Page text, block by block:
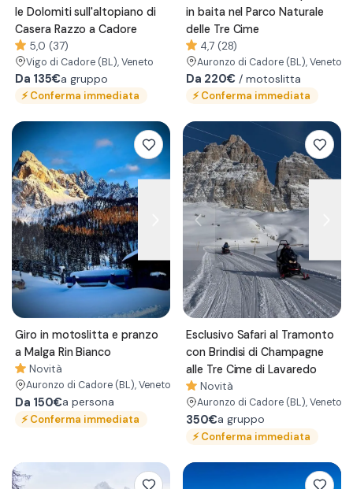
le Dolomiti sull'altopiano di
Casera Razzo a Cadore
5,0 (37)
Vigo di Cadore (BL), Veneto
Da 135€a gruppo
⚡Conferma immediata
in baita nel Parco Naturale
delle Tre Cime
4,7 (28)
Auronzo di Cadore (BL), Veneto
Da 220€ / motoslitta
⚡Conferma immediata
Giro in motoslitta e pranzo
a Malga Rin Bianco
Novità
Auronzo di Cadore (BL), Veneto
Da 150€a persona
⚡Conferma immediata
Esclusivo Safari al Tramonto
con Brindisi di Champagne
alle Tre Cime di Lavaredo
Novità
Auronzo di Cadore (BL), Veneto
350€a gruppo
⚡Conferma immediata